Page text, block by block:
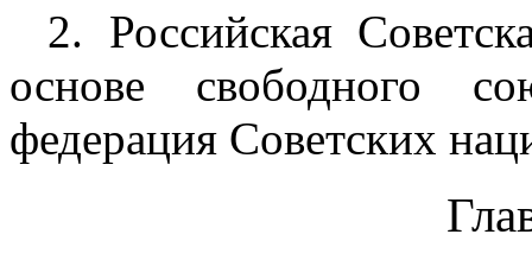
2. Российская
основе свободного
федерация Советских